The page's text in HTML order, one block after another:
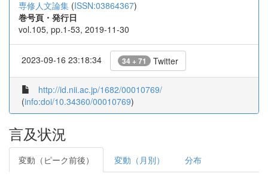
専修人文論集 (ISSN:03864367)
巻号頁・発行日
vol.105, pp.1-53, 2019-11-30
2023-09-16 23:18:34 34 + 71 Twitter
http://id.nii.ac.jp/1682/00010769/
(info:doi/10.34360/00010769)
言及状況
変動（ピーク前後） 変動（月別） 分布